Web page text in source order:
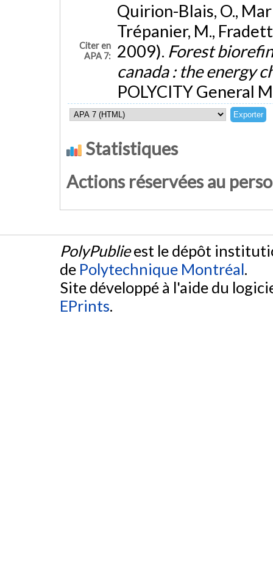
Citer en
APA 7:
Quirion-Blais, O.,
Trépanier, M.,
2009). Forest
canada : the energy
POLYCITY General
Statistiques
Actions réservées au
PolyPublieest le dépôt
de Polytechnique Montréal.
Site développé à l'aide du
EPrints.